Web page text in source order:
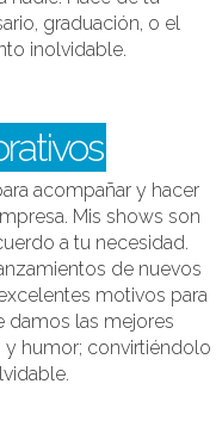
se trabaja en todo
Hace de tu
graduación, o el
acompañar y hacer
Mis shows son
a tu necesidad.
de nuevos
motivos para
las mejores